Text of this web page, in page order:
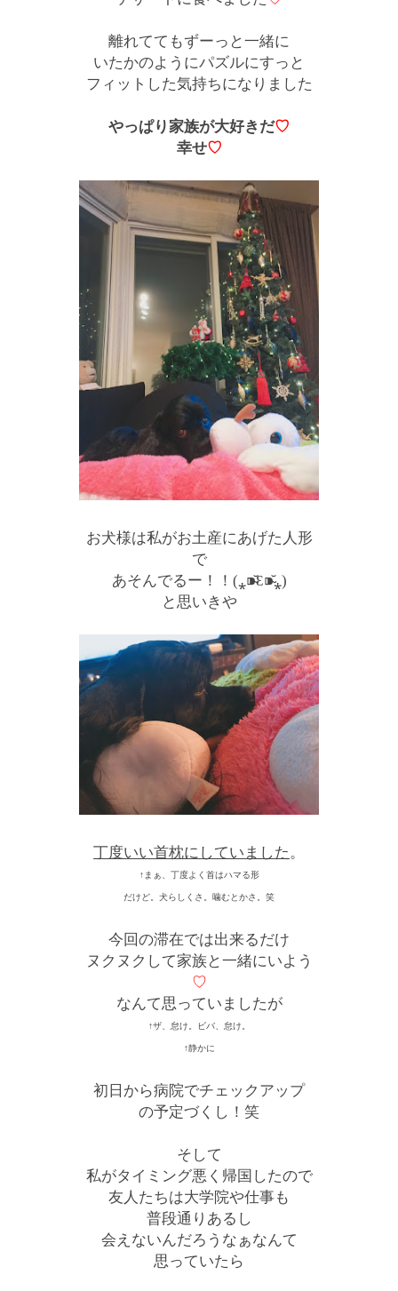
離れててもずーっと一緒に
いたかのようにパズルにすっと
フィットした気持ちになりました
やっぱり家族が大好きだ♡
幸せ♡
お犬様は私がお土産にあげた人形
で
あそんでるー！！(⁎⁍̴̆Ɛ⁍̴̆⁎)
と思いきや
丁度いい首枕にしていました 。
↑まぁ、丁度よく首はハマる形
だけど。犬らしくさ。噛むとかさ。笑
今回の滞在では出来るだけ
ヌクヌクして家族と一緒にいよう
♡
なんて思っていましたが
↑ザ、怠け。ビバ、怠け。
↑静かに
初日から病院でチェックアップ
の予定づくし！笑
そして
私がタイミング悪く帰国したので
友人たちは大学院や仕事も
普段通りあるし
会えないんだろうなぁなんて
思っていたら